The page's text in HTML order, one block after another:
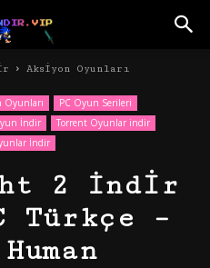
Aksiyon Oyunları
Oyunları
PC Oyun Serileri
İndir
Torrent Oyunlar indir
İndir
2 İndir
Türkçe –